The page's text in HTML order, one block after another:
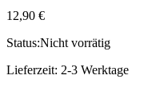
12,90 €
Status:Nicht vorrätig
Lieferzeit: 2-3 Werktage